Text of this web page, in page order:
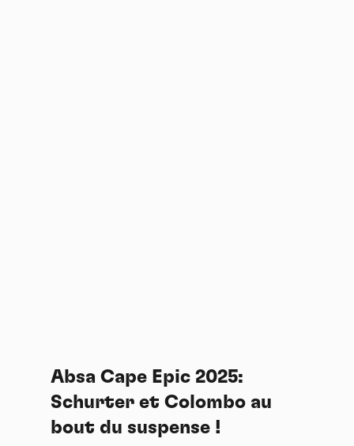
Absa Cape Epic 2025:
Schurter et Colombo au
bout du suspense !